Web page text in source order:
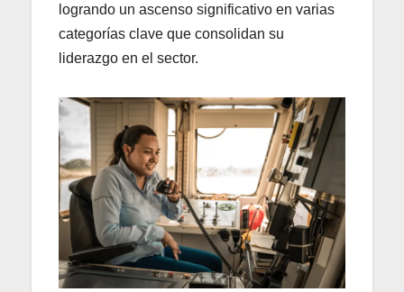
logrando un ascenso significativo en varias
categorías clave que consolidan su
liderazgo en el sector.